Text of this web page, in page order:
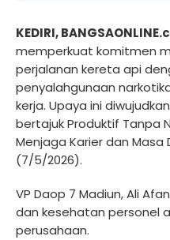
KEDIRI,
memperkuat komitmen
perjalanan kereta api
penyalahgunaan
kerja. Upaya ini
bertajuk Produktif Tanpa
Menjaga Karier dan Masa
(7/5/2026).
VP Daop 7 Madiun, Ali
dan kesehatan personel
perusahaan.